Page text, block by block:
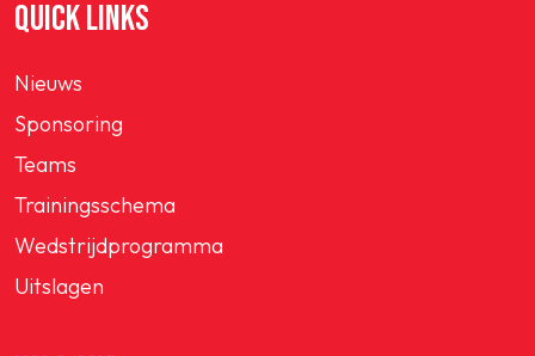
QUICK LINKS
Nieuws
Sponsoring
Teams
Trainingsschema
Wedstrijdprogramma
Uitslagen